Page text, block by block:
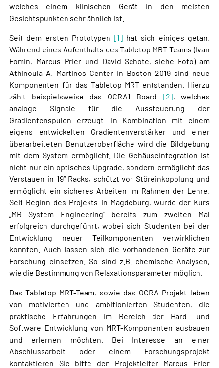
welches einem klinischen Gerät in den meisten
Gesichtspunkten sehr ähnlich ist.
Seit dem ersten Prototypen [1] hat sich einiges getan.
Während eines Aufenthalts des Tabletop MRT-Teams (Ivan
Fomin, Marcus Prier und David Schote, siehe Foto) am
Athinoula A. Martinos Center in Boston 2019 sind neue
Komponenten für das Tabletop MRT entstanden. Hierzu
zählt beispielsweise das OCRA1 Board [2], welches
analoge Signale für die Aussteuerung der
Gradientenspulen erzeugt. In Kombination mit einem
eigens entwickelten Gradientenverstärker und einer
überarbeiteten Benutzeroberfläche wird die Bildgebung
mit dem System ermöglicht. Die Gehäuseintegration ist
nicht nur ein optisches Upgrade, sondern ermöglicht das
Verstauen in 19“ Racks, schützt vor Störeinkopplung und
ermöglicht ein sicheres Arbeiten im Rahmen der Lehre.
Seit Beginn des Projekts in Magdeburg, wurde der Kurs
„MR System Engineering“ bereits zum zweiten Mal
erfolgreich durchgeführt, wobei sich Studenten bei der
Entwicklung neuer Teilkomponenten verwirklichen
konnten. Auch lassen sich die vorhandenen Geräte zur
Forschung einsetzen. So sind z.B. chemische Analysen,
wie die Bestimmung von Relaxationsparameter möglich.
Das Tabletop MRT-Team, sowie das OCRA Projekt leben
von motivierten und ambitionierten Studenten, die
praktische Erfahrungen im Bereich der Hard- und
Software Entwicklung von MRT-Komponenten ausbauen
und erlernen möchten. Bei Interesse an einer
Abschlussarbeit oder einem Forschungsprojekt
kontaktieren Sie bitte den Projektleiter Marcus Prier